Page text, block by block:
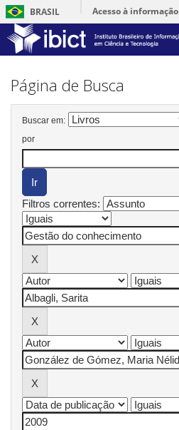
BRASIL
Acesso à informação
Skip
Página de Busca
Buscar em:
por
Filtros correntes: